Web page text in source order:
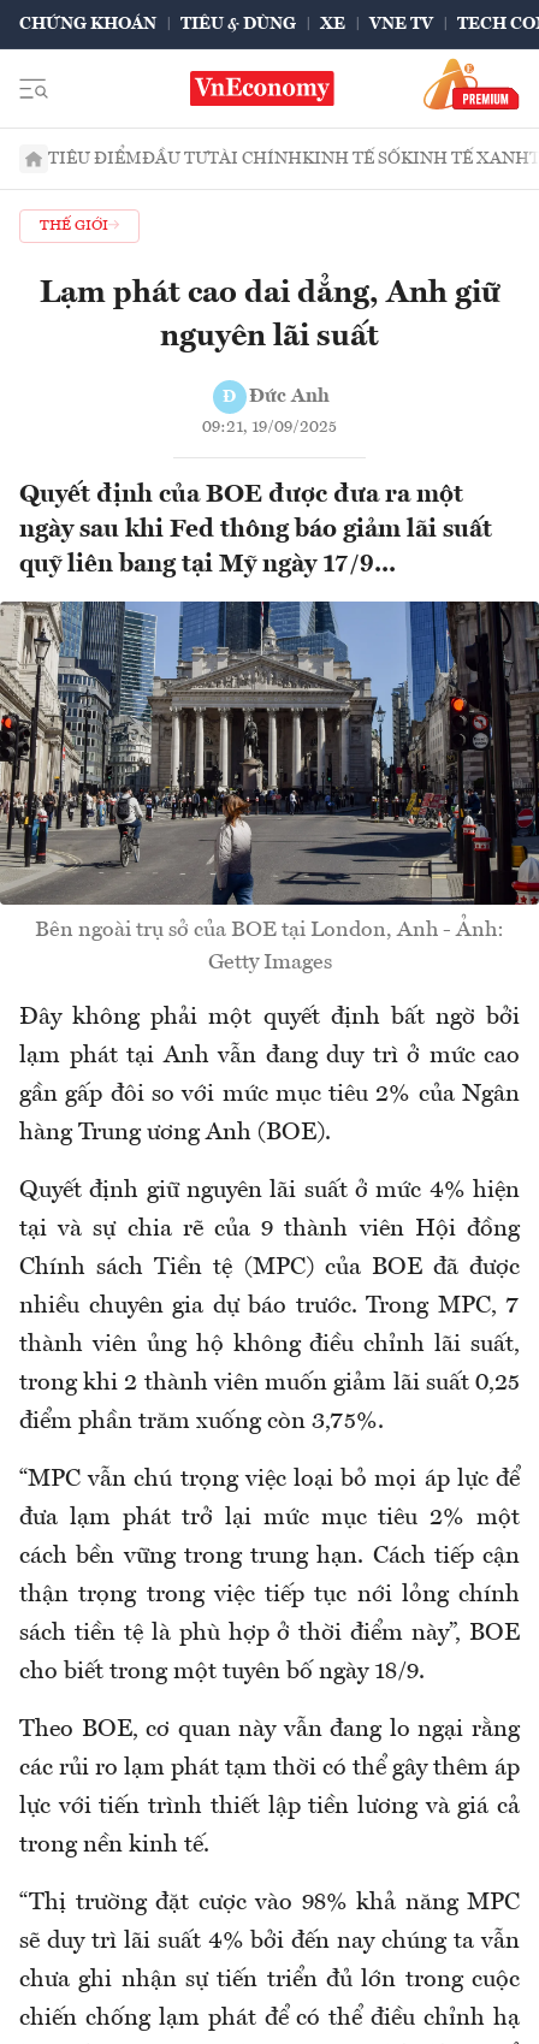
CHỨNG KHOÁN TIÊU & DÙNG XE VNE TV TECH
TIÊU ĐIỂMĐẦU TƯTÀI CHÍNHKINH TẾ SỐKINH TẾ XANH
THẾ GIỚI
Lạm phát cao dai dẳng, Anh giữ
nguyên lãi suất
Đ Đức Anh
09:21, 19/09/2025
Quyết định của BOE được đưa ra một
ngày sau khi Fed thông báo giảm lãi suất
quỹ liên bang tại Mỹ ngày 17/9...
Bên ngoài trụ sở của BOE tại London, Anh - Ảnh:
Getty Images
Đây không phải một quyết định bất ngờ bởi
lạm phát tại Anh vẫn đang duy trì ở mức cao
gần gấp đôi so với mức mục tiêu 2% của Ngân
hàng Trung ương Anh (BOE).
Quyết định giữ nguyên lãi suất ở mức 4% hiện
tại và sự chia rẽ của 9 thành viên Hội đồng
Chính sách Tiền tệ (MPC) của BOE đã được
nhiều chuyên gia dự báo trước. Trong MPC, 7
thành viên ủng hộ không điều chỉnh lãi suất,
trong khi 2 thành viên muốn giảm lãi suất 0,25
điểm phần trăm xuống còn 3,75%.
“MPC vẫn chú trọng việc loại bỏ mọi áp lực để
đưa lạm phát trở lại mức mục tiêu 2% một
cách bền vững trong trung hạn. Cách tiếp cận
thận trọng trong việc tiếp tục nới lỏng chính
sách tiền tệ là phù hợp ở thời điểm này”, BOE
cho biết trong một tuyên bố ngày 18/9.
Theo BOE, cơ quan này vẫn đang lo ngại rằng
các rủi ro lạm phát tạm thời có thể gây thêm áp
lực với tiến trình thiết lập tiền lương và giá cả
trong nền kinh tế.
“Thị trường đặt cược vào 98% khả năng MPC
sẽ duy trì lãi suất 4% bởi đến nay chúng ta vẫn
chưa ghi nhận sự tiến triển đủ lớn trong cuộc
chiến chống lạm phát để có thể điều chỉnh hạ